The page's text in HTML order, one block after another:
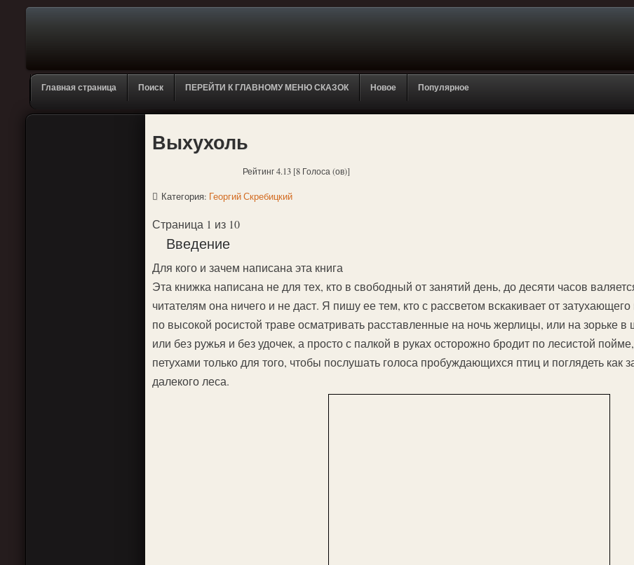
Главная страница Поиск ПЕРЕЙТИ К ГЛАВНОМУ МЕНЮ СКАЗОК Новое Популярное
Выхухоль
Рейтинг 4.13 [8 Голоса (ов)]
Категория: Георгий Скребицкий
Страница 1 из 10
Введение
Для кого и зачем написана эта книга
Эта книжка написана не для тех, кто в свободный от занятий день, до десяти часов
читателям она ничего и не даст. Я пишу ее тем, кто с рассветом вскакивает от
по высокой росистой траве осматривать расставленные на ночь жерлицы, или на зорьке в
или без ружья и без удочек, а просто с палкой в руках осторожно бродит по лесистой
петухами только для того, чтобы послушать голоса пробуждающихся птиц и поглядеть как
далекого леса.